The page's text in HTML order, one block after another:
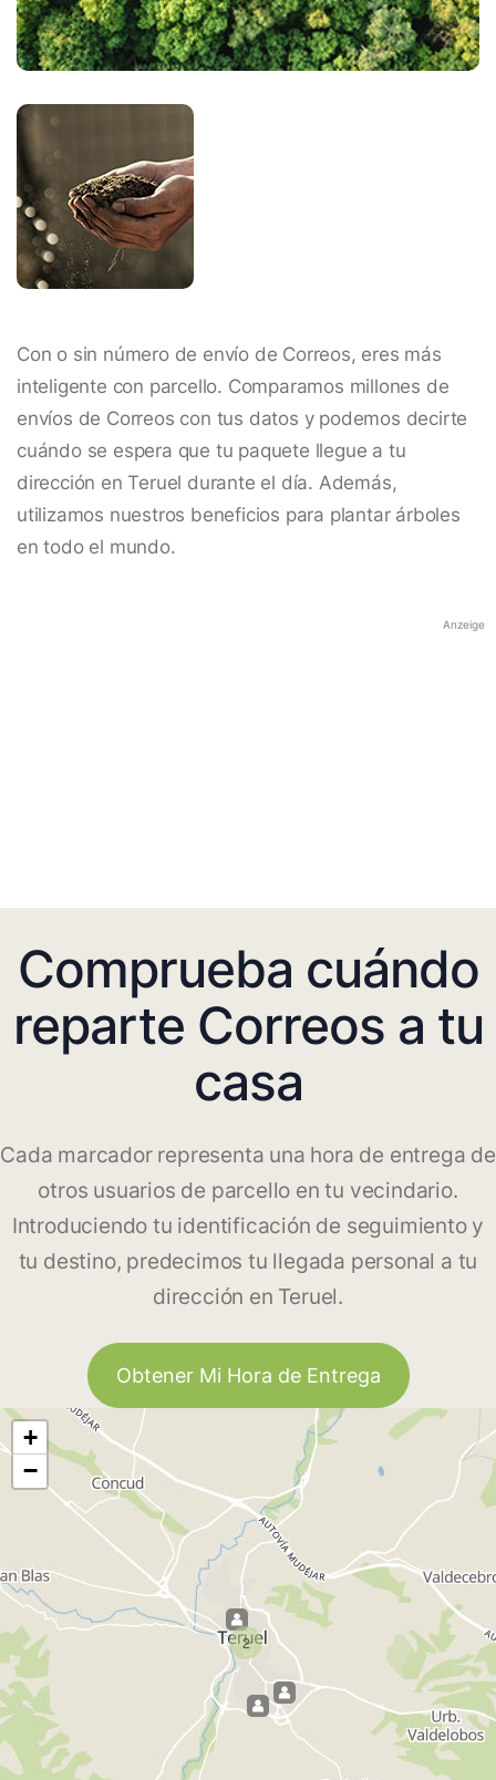
Con o sin número de envío de Correos, eres más
inteligente con parcello. Comparamos millones de
envíos de Correos con tus datos y podemos decirte
cuándo se espera que tu paquete llegue a tu
dirección en Teruel durante el día. Además,
utilizamos nuestros beneficios para plantar árboles
en todo el mundo.
Anzeige
Comprueba cuándo
reparte Correos a tu
casa
Cada marcador representa una hora de entrega de
otros usuarios de parcello en tu vecindario.
Introduciendo tu identificación de seguimiento y
tu destino, predecimos tu llegada personal a tu
dirección en Teruel.
Obtener Mi Hora de Entrega
2
+
−